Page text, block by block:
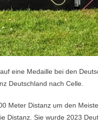
eine Medaille bei den
Deutschland nach Celle.
Meter Distanz um den
Distanz. Sie wurde 2023